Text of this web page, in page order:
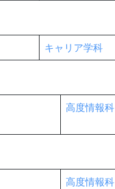
キャリア学科
高度情報科
高度情報科